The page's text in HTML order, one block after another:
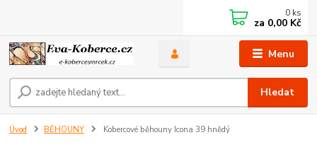
Menu
Hledat
0 ks
za 0,00 Kč
Úvod BĚHOUNY Kobercové běhouny Icona 39 hnědý